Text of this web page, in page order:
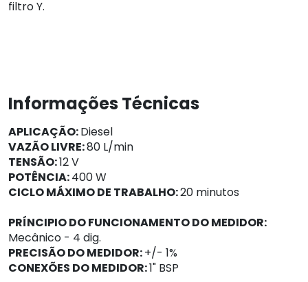
filtro Y.
Informações Técnicas
APLICAÇÃO:Diesel
VAZÃO LIVRE:80 L/min
TENSÃO:12 V
POTÊNCIA:400 W
CICLO MÁXIMO DE TRABALHO:20 minutos
PRÍNCIPIO DO FUNCIONAMENTO DO MEDIDOR:
Mecânico - 4 dig.
PRECISÃO DO MEDIDOR:+/- 1%
CONEXÕES DO MEDIDOR:1" BSP